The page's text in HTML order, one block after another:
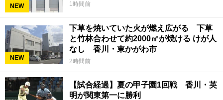
NEW 1時間前
NEW
下草を焼いていた火が燃え広がる 下草
と竹林合わせて約2000㎡が焼ける けが人
なし 香川・東かがわ市
2時間前
【試合経過】夏の甲子園1回戦 香川・英
明が関東第一に勝利